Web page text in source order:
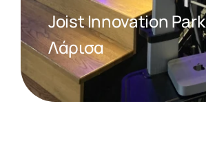
Joist Innovation Park
Λάρισα